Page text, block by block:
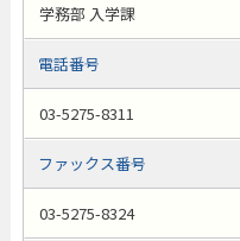
学務部 入学課
電話番号
03-5275-8311
ファックス番号
03-5275-8324